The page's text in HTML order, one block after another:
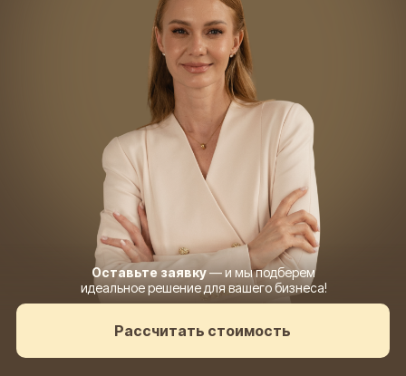
Оставьте заявку— и мы подберем
идеальное решение для вашего бизнеса!
Рассчитать стоимость